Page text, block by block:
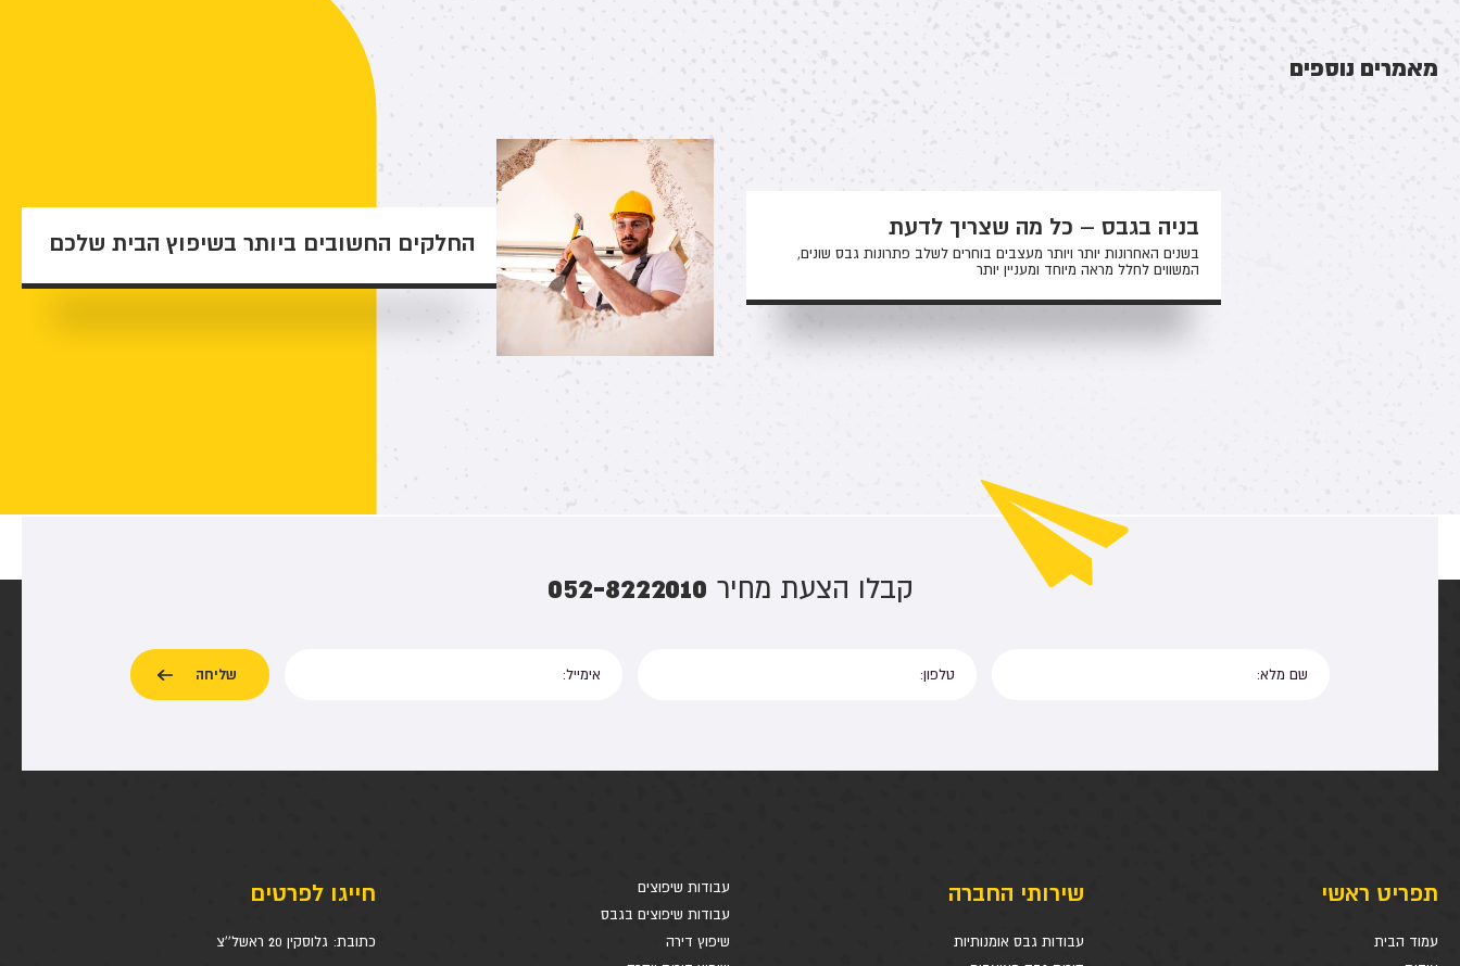
מאמרים נוספים
בניה בגבס – כל מה שצריך לדעת
בשנים האחרונות יותר ויותר מעצבים בוחרים לשלב פתרונות גבס שונים,
המשווים לחלל מראה מיוחד ומעניין יותר
החלקים החשובים ביותר בשיפוץ הבית שלכם
קבלו הצעת מחיר 052-8222010
תפריט ראשי
עמוד הבית
שירותי החברה
עבודות גבס אומנותיות
עבודות שיפוצים
עבודות שיפוצים בגבס
שיפוץ דירה
חייגו לפרטים
כתובת: גלוסקין 20 ראשל''צ